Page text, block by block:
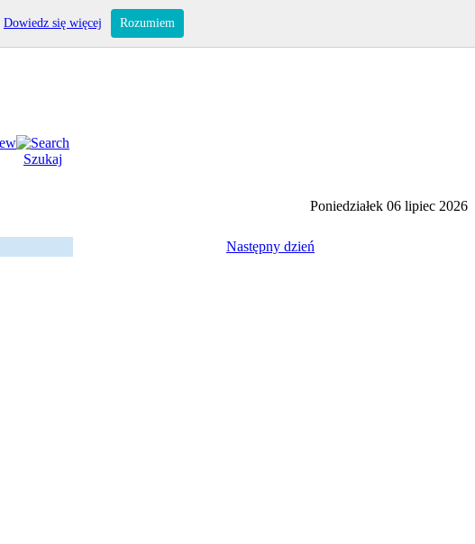
Szukaj
Poniedziałek 06 lipiec 2026
Następny dzień
Dowiedz się więcej Rozumiem